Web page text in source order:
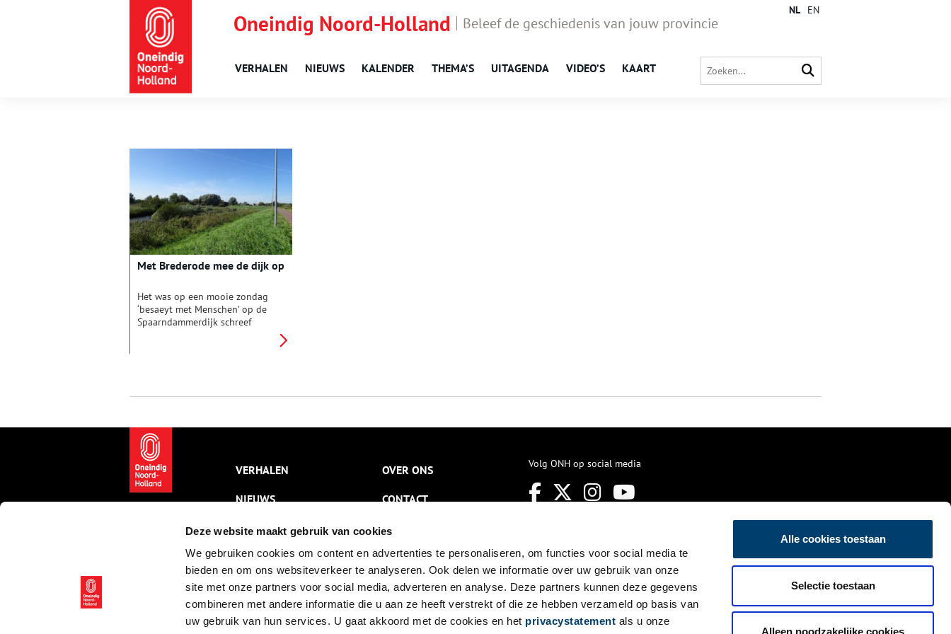
Deze website maakt gebruik van cookies
We gebruiken cookies om content en advertenties te personaliseren, om functies voor social media te
bieden en om ons websiteverkeer te analyseren. Ook delen we informatie over uw gebruik van onze
site met onze partners voor social media, adverteren en analyse. Deze partners kunnen deze gegevens
combineren met andere informatie die u aan ze heeft verstrekt of die ze hebben verzameld op basis van
uw gebruik van hun services. U gaat akkoord met de cookies en het privacystatement als u onze
Alle cookies toestaan
Selectie toestaan
Alleen noodzakelijke cookies
Oneindig Noord-Holland Beleef de geschiedenis van jouw provincie
VERHALEN NIEUWS KALENDER THEMA’S UITAGENDA VIDEO’S KAART
NL EN
Met Brederode mee de dijk op
Het was op een mooie zondag
‘besaeyt met Menschen’ op de
Spaarndammerdijk schreef
Wandel (in gedachten) met
VERHALEN
NIEUWS
KALENDER
THEMA’S
ACTIVITEITEN
VIDEO’S
OVER ONS
CONTACT
NIEUWSBRIEF
DISCLAIMER
PRIVACY
TOEGANKELIJKHEID
Volg ONH op social media